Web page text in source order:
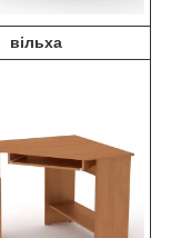
вільха